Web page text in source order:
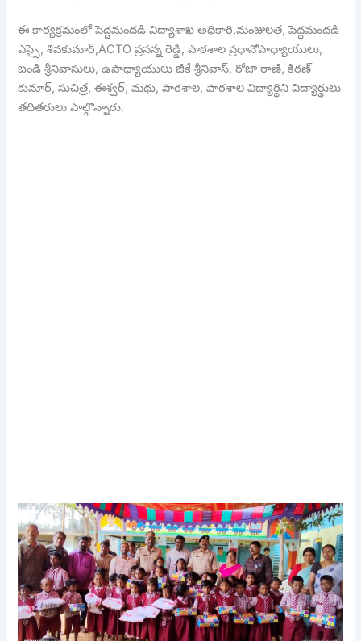
ఈ కార్యక్రమంలో పెద్దమందడి విద్యాశాఖ అధికారి,మంజులత, పెద్దమందడి
ఎస్సై, శివకుమార్,ACTO ప్రసన్న రెడ్డి, పాఠశాల ప్రధానోపాధ్యాయులు,
బండి శ్రీనివాసులు, ఉపాధ్యాయులు జీకే శ్రీనివాస్, రోజా రాణి, కిరణ్
కుమార్, సుచిత్ర, ఈశ్వర్, మధు, పాఠశాల, పాఠశాల విద్యార్థిని విద్యార్థులు
తదితరులు పాల్గొన్నారు.